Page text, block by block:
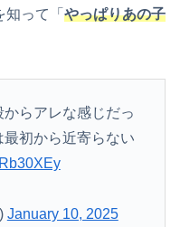
って「 やっぱりあの子
らアレな感じだっ
初から近寄らない
January 10, 2025